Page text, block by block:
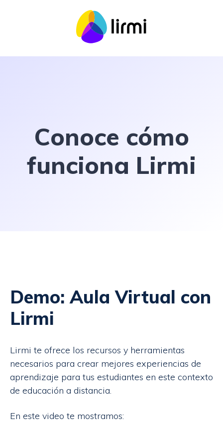
Conoce cómo
funciona Lirmi
Demo: Aula Virtual con
Lirmi
Lirmi te ofrece los recursos y herramientas
necesarios para crear mejores experiencias de
aprendizaje para tus estudiantes en este contexto
de educación a distancia.
En este video te mostramos: